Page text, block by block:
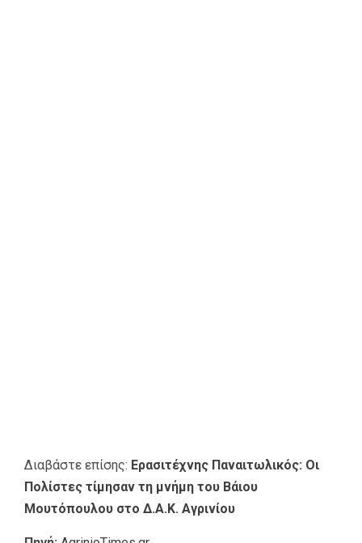
Διαβάστε επίσης: Ερασιτέχνης Παναιτωλικός: Οι
Πολίστες τίμησαν τη μνήμη του Βάιου
Μουτόπουλου στο Δ.Α.Κ. Αγρινίου